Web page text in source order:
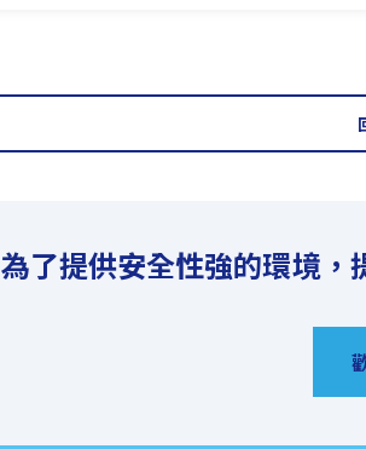
為了提供安全性強的環境，